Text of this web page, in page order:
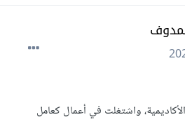
في الأكاديمية، واشتغلت في أعمال كعامل